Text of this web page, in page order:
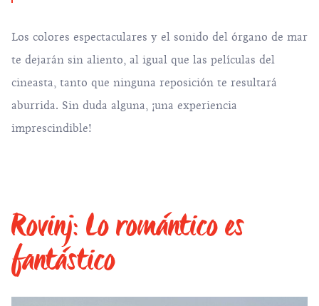
Los colores espectaculares y el sonido del órgano de mar
te dejarán sin aliento, al igual que las películas del
cineasta, tanto que ninguna reposición te resultará
aburrida. Sin duda alguna, ¡una experiencia
imprescindible!
Rovinj: Lo romántico es
fantástico